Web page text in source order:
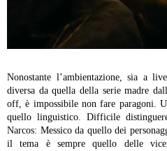
Nonostante l’ambientazione, sia a
diversa da quella della serie madre
off, è impossibile non fare paragoni.
quello linguistico. Difficile
Narcos: Messico da quello dei
il tema è sempre quello delle